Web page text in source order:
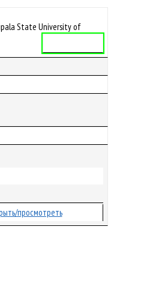
State University of
просмотреть